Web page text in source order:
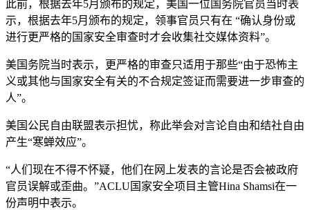
此前，根据去年5月颁布的规定，美国一位国务院官员当时表
示，根据去年5月颁布的规定，领事官员只有在 “确认身份或
进行更严格的国家安全审查时才会收集社交媒体资料”。
美国务院当时表示，更严格的审查只适用于那些“由于恐怖主
义或其他与国家安全有关的不合规定签证而需要进一步审查的
人”。
美国公民自由联盟表示担忧，称此举会对言论自由和结社自由
产生“寒蝉效应”。
“人们现在不得不怀疑，他们在网上发表的言论是否会被政府
官员误解或歪曲。”ACLU国家安全项目主管Hina Shamsi在一
份声明中表示。